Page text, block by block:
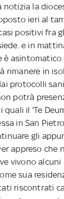
notizia la
ieri al
positivi fra
e in
è
rimanere in
protocolli
potrà
quali il 'Te
in San
gli
appreso che
vivono
sua
riscontrati